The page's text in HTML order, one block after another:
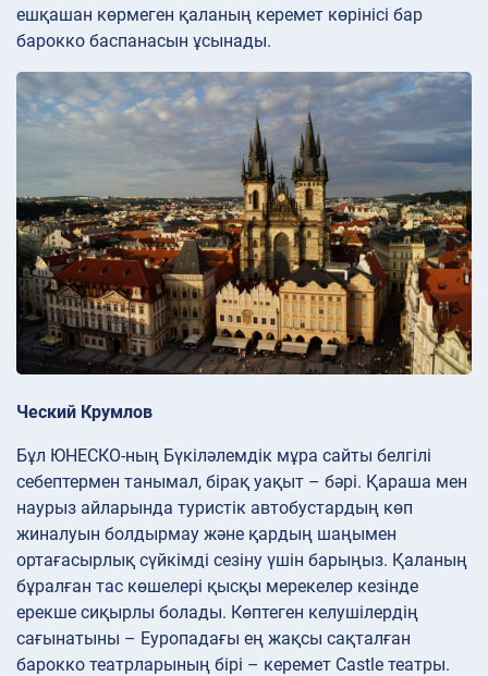
ешқашан көрмеген қаланың керемет көрінісі бар
барокко баспанасын ұсынады.
Ческий Крумлов
Бұл ЮНЕСКО-ның Бүкіләлемдік мұра сайты белгілі
себептермен танымал, бірақ уақыт – бәрі. Қараша мен
наурыз айларында туристік автобустардың көп
жиналуын болдырмау және қардың шаңымен
ортағасырлық сүйкімді сезіну үшін барыңыз. Қаланың
бұралған тас көшелері қысқы мерекелер кезінде
ерекше сиқырлы болады. Көптеген келушілердің
сағынатыны – Еуропадағы ең жақсы сақталған
барокко театрларының бірі – керемет Castle театры.